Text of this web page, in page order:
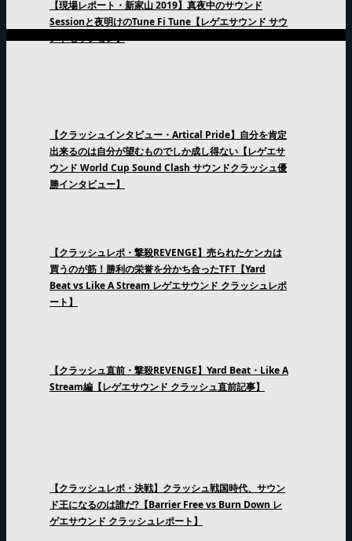
【現場レポート・新家山 2019】真夜中のサウンド
Sessionと夜明けのTune Fi Tune【レゲエサウンド サウ
ンドセッション】
【クラッシュインタビュー・Artical Pride】自分を肯定
出来るのは自分が望むものでしか成し得ない【レゲエサ
ウンド World Cup Sound Clash サウンドクラッシュ優
勝インタビュー】
【クラッシュレポ・撃殺REVENGE】売られたケンカは
買うのが筋！勝利の栄誉を分かち合ったTFT【Yard
Beat vs Like A Stream レゲエサウンド クラッシュレポ
ート】
【クラッシュ直前・撃殺REVENGE】Yard Beat・Like A
Stream編【レゲエサウンド クラッシュ直前記事】
【クラッシュレポ・決戦】クラッシュ戦国時代、サウン
ド王になるのは誰だ?【Barrier Free vs Burn Down レ
ゲエサウンド クラッシュレポート】